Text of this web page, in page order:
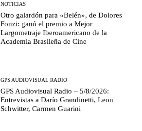
NOTICIAS
Otro galardón para «Belén», de Dolores
Fonzi: ganó el premio a Mejor
Largometraje Iberoamericano de la
Academia Brasileña de Cine
GPS AUDIOVISUAL RADIO
GPS Audiovisual Radio – 5/8/2026:
Entrevistas a Darío Grandinetti, Leon
Schwitter, Carmen Guarini